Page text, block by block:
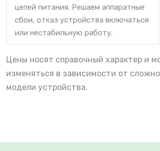
цепей питания. Решаем аппаратные
сбои, отказ устройства включаться
или нестабильную работу.
Цены носят справочный характер и
изменяться в зависимости от
модели устройства.